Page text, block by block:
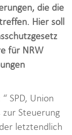
t
i
o
die die
Hier soll
für NRW
SPD, Union
Steuerung
letztendlich